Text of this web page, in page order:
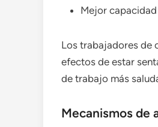
Mejor
Los trabajadores de
efectos de estar
de trabajo más
Mecanismos de